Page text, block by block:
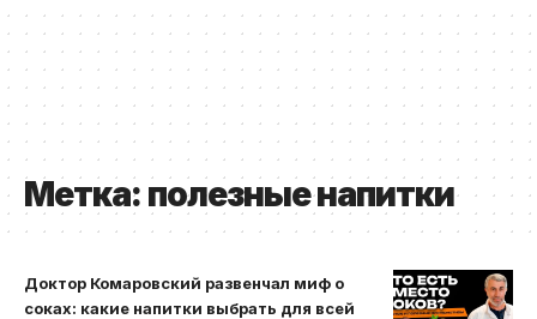
Метка: полезные напитки
Доктор Комаровский развенчал миф о
соках: какие напитки выбрать для всей